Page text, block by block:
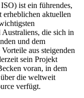
ist ein führendes,
aktuellen
die sich in
und dem
aus steigenden
sein Projekt
voran, in dem
die weltweit
verfügt.